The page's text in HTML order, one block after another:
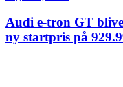
Audi e-tron GT
ny startpris på